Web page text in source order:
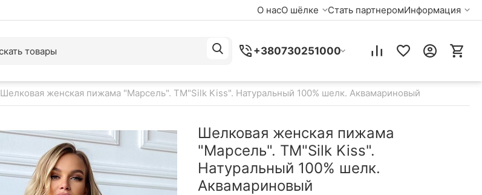
О насО шёлке Стать партнеромИнформация
+380730251000
Шелковая женская пижама "Марсель". TM"Silk Kiss". Натуральный 100% шелк. Аквамариновый
Шелковая женская пижама
"Марсель". TM"Silk Kiss".
Натуральный 100% шелк.
Аквамариновый